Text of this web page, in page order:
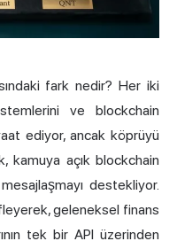
fark nedir? Her iki
ve blockchain
ediyor, ancak köprüyü
kamuya açık blockchain
destekliyor.
geleneksel finans
tek bir API üzerinden